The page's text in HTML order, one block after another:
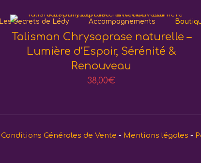
Les Secrets de Lédy Accompagnements
Talisman Chrysoprase naturelle –
Lumière d’Espoir, Sérénité &
Renouveau
38,00€
Conditions Générales de Vente - Mentions légales -